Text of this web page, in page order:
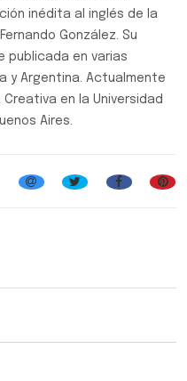
inédita al inglés de la
González. Su
publicada en varias
y Argentina. Actualmente
en la Universidad
Aires.